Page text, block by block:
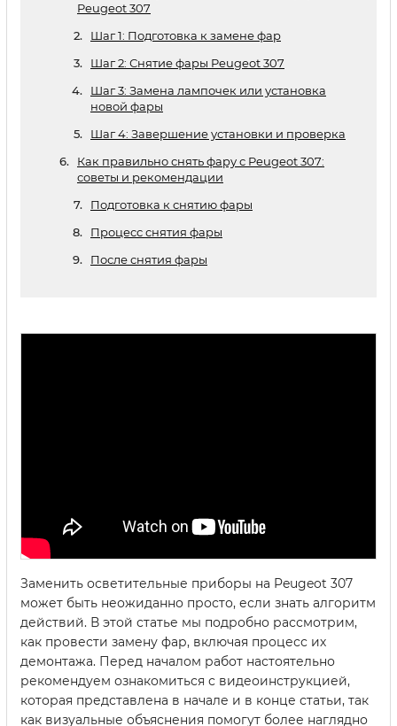
Peugeot 307
Шаг 1: Подготовка к замене фар
Шаг 2: Снятие фары Peugeot 307
Шаг 3: Замена лампочек или установка
новой фары
Шаг 4: Завершение установки и проверка
Как правильно снять фару с Peugeot 307:
советы и рекомендации
Подготовка к снятию фары
Процесс снятия фары
После снятия фары
Заменить осветительные приборы на Peugeot 307
может быть неожиданно просто, если знать алгоритм
действий. В этой статье мы подробно рассмотрим,
как провести замену фар, включая процесс их
демонтажа. Перед началом работ настоятельно
рекомендуем ознакомиться с видеоинструкцией,
которая представлена в начале и в конце статьи, так
как визуальные объяснения помогут более наглядно